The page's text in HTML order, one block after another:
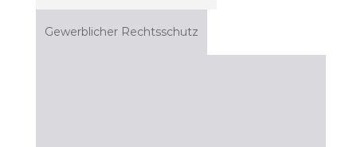
Gewerblicher Rechtsschutz